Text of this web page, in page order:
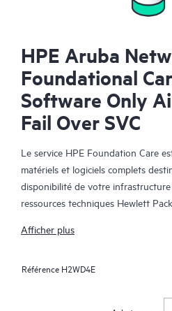
HPE Aruba
Foundational
Software Only
Fail Over SVC
Le service HPE Foundation Care
matériels et logiciels complets
disponibilité de votre
ressources techniques Hewlett
informatique pour vous aider à
certains produits tiers.
Pour les matériels couverts par
Afficher plus
Référence H2WD4E